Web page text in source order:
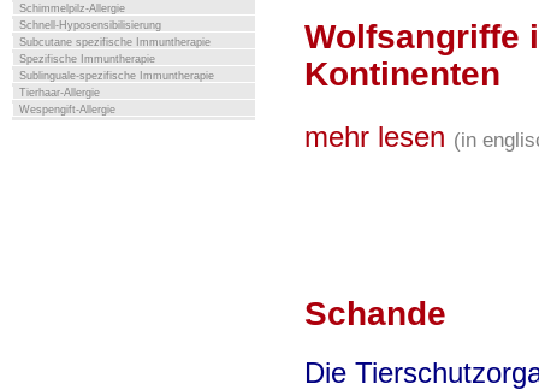
Schimmelpilz-Allergie
Schnell-Hyposensibilisierung
Subcutane spezifische Immuntherapie
Spezifische Immuntherapie
Sublinguale-spezifische Immuntherapie
Tierhaar-Allergie
Wespengift-Allergie
Wolfsangriffe
Kontinenten
mehr lesen (in
Schande
Die